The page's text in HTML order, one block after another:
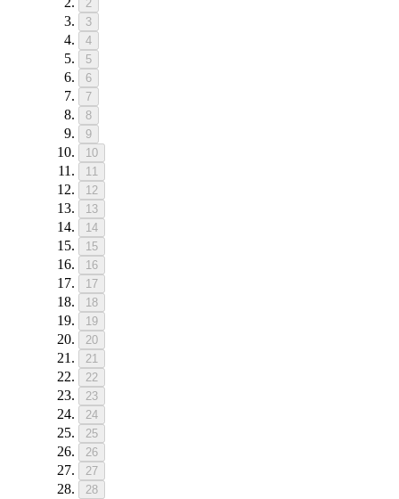
2
3
4
5
6
7
8
9
10
11
12
13
14
15
16
17
18
19
20
21
22
23
24
25
26
27
28